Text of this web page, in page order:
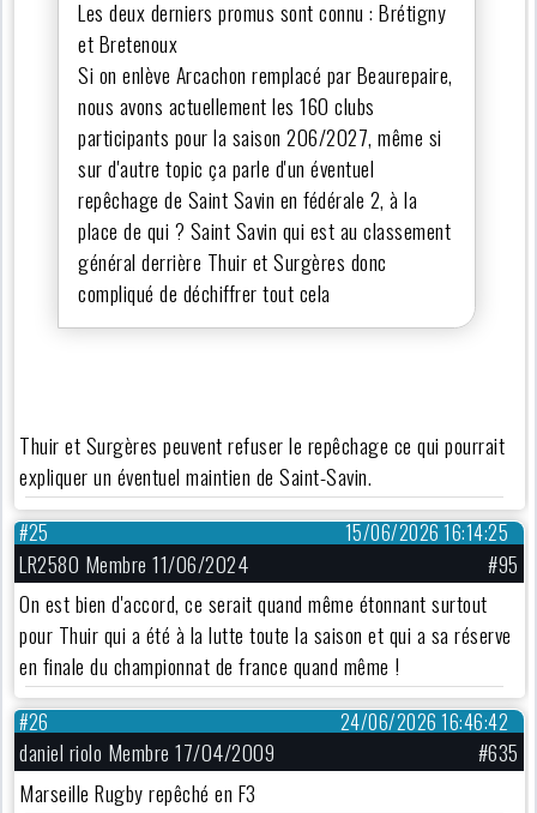
Les deux derniers promus sont connu : Brétigny
et Bretenoux
Si on enlève Arcachon remplacé par Beaurepaire,
nous avons actuellement les 160 clubs
participants pour la saison 206/2027, même si
sur d'autre topic ça parle d'un éventuel
repêchage de Saint Savin en fédérale 2, à la
place de qui ? Saint Savin qui est au classement
général derrière Thuir et Surgères donc
compliqué de déchiffrer tout cela
Thuir et Surgères peuvent refuser le repêchage ce qui pourrait
expliquer un éventuel maintien de Saint-Savin.
15/06/2026 16:14:25
#25
LR2580 Membre 11/06/2024
#95
On est bien d'accord, ce serait quand même étonnant surtout
pour Thuir qui a été à la lutte toute la saison et qui a sa réserve
en finale du championnat de france quand même !
24/06/2026 16:46:42
#26
daniel riolo Membre 17/04/2009
#635
Marseille Rugby repêché en F3